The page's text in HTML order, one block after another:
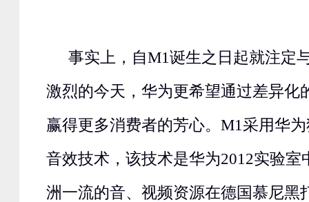
事实上，自M1诞生之日起就注定
激烈的今天，华为更希望通过差异化
赢得更多消费者的芳心。M1采用华
音效技术，该技术是华为2012实验室
洲一流的音、视频资源在德国慕尼黑